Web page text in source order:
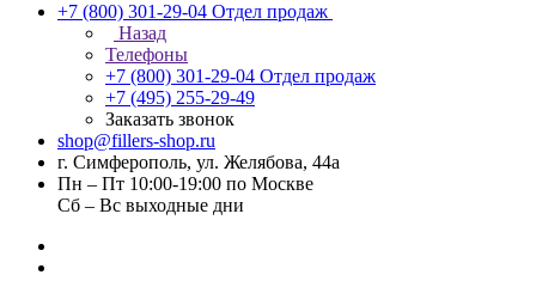
+7 (800) 301-29-04 Отдел продаж
Назад
Телефоны
+7 (800) 301-29-04 Отдел продаж
+7 (495) 255-29-49
Заказать звонок
shop@fillers-shop.ru
г. Симферополь, ул. Желябова, 44а
Пн – Пт 10:00-19:00 по Москве
Сб – Вс выходные дни